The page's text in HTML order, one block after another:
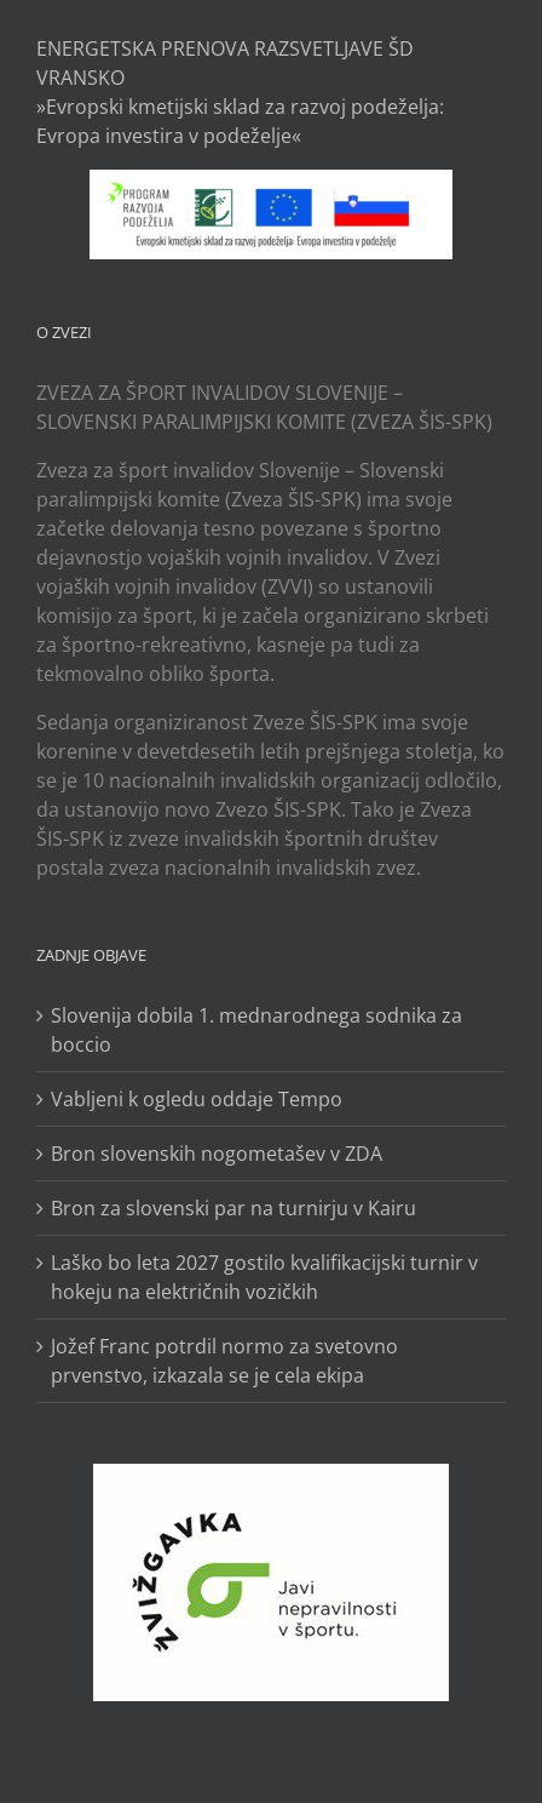
ENERGETSKA PRENOVA RAZSVETLJAVE ŠD
VRANSKO
»Evropski kmetijski sklad za razvoj podeželja:
Evropa investira v podeželje«
O ZVEZI
ZVEZA ZA ŠPORT INVALIDOV SLOVENIJE –
SLOVENSKI PARALIMPIJSKI KOMITE (ZVEZA ŠIS-SPK)
Zveza za šport invalidov Slovenije – Slovenski
paralimpijski komite (Zveza ŠIS-SPK) ima svoje
začetke delovanja tesno povezane s športno
dejavnostjo vojaških vojnih invalidov. V Zvezi
vojaških vojnih invalidov (ZVVI) so ustanovili
komisijo za šport, ki je začela organizirano skrbeti
za športno-rekreativno, kasneje pa tudi za
tekmovalno obliko športa.
Sedanja organiziranost Zveze ŠIS-SPK ima svoje
korenine v devetdesetih letih prejšnjega stoletja, ko
se je 10 nacionalnih invalidskih organizacij odločilo,
da ustanovijo novo Zvezo ŠIS-SPK. Tako je Zveza
ŠIS-SPK iz zveze invalidskih športnih društev
postala zveza nacionalnih invalidskih zvez.
ZADNJE OBJAVE
Slovenija dobila 1. mednarodnega sodnika za
boccio
Vabljeni k ogledu oddaje Tempo
Bron slovenskih nogometašev v ZDA
Bron za slovenski par na turnirju v Kairu
Laško bo leta 2027 gostilo kvalifikacijski turnir v
hokeju na električnih vozičkih
Jožef Franc potrdil normo za svetovno
prvenstvo, izkazala se je cela ekipa